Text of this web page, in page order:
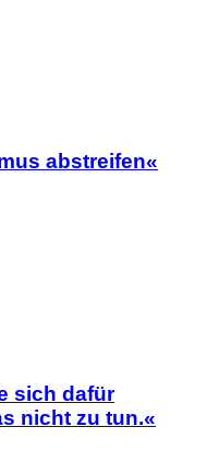
abstreifen«
sich dafür
nicht zu tun.«